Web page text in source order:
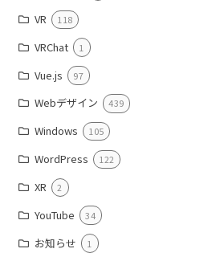
VR 118
VRChat 1
Vue.js 97
Webデザイン 439
Windows 105
WordPress 122
XR 2
YouTube 34
お知らせ 1